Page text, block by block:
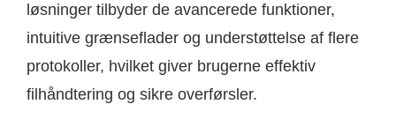
løsninger tilbyder de avancerede funktioner,
intuitive grænseflader og understøttelse af flere
protokoller, hvilket giver brugerne effektiv
filhåndtering og sikre overførsler.